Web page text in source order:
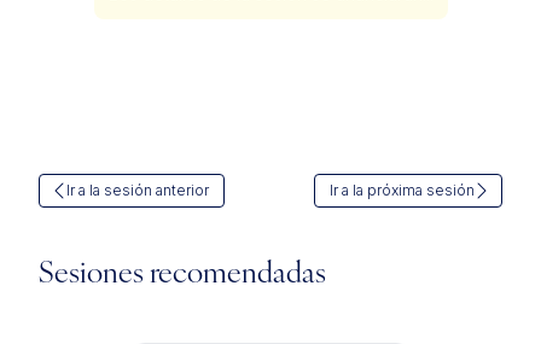
Ir a la sesión anterior Ir a la próxima sesión
Sesiones recomendadas